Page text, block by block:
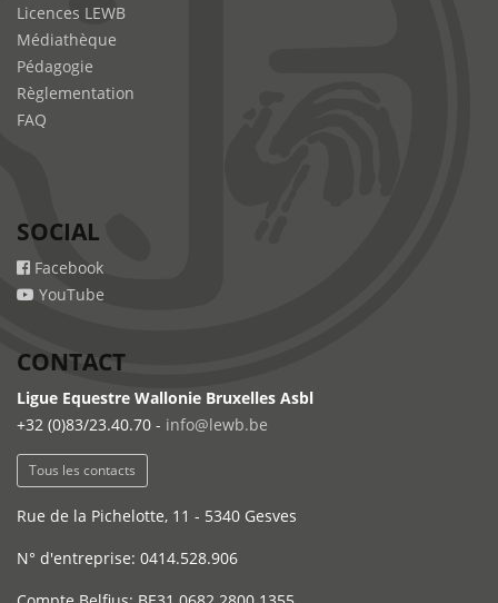
Licences LEWB
Médiathèque
Pédagogie
Règlementation
FAQ
SOCIAL
Facebook
YouTube
CONTACT
Ligue Equestre Wallonie Bruxelles Asbl
+32 (0)83/23.40.70 - info@lewb.be
Tous les contacts
Rue de la Pichelotte, 11 - 5340 Gesves
N° d'entreprise: 0414.528.906